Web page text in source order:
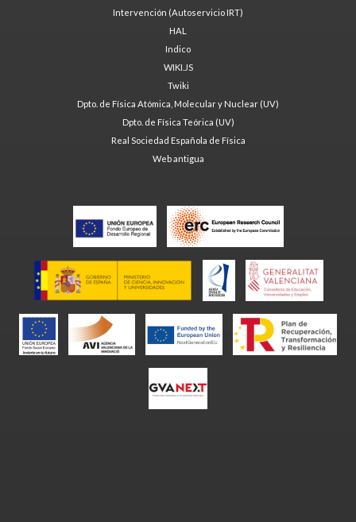
Intervención (Autoservicio IRT)
HAL
Indico
WIKI.JS
Twiki
Dpto. de Física Atómica, Molecular y Nuclear (UV)
Dpto. de Física Teórica (UV)
Real Sociedad Española de Física
Web antigua